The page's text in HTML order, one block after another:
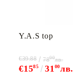
Y.A.S top
€1585 31 00лв.
€39.88 7800лв.